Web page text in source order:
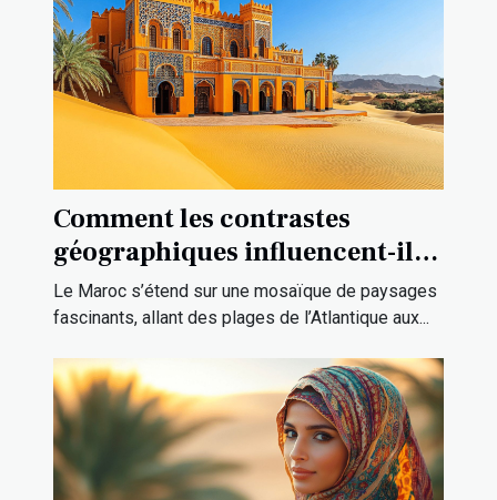
Comment les contrastes
géographiques influencent-ils
la culture marocaine ?
Le Maroc s’étend sur une mosaïque de paysages
fascinants, allant des plages de l’Atlantique aux...